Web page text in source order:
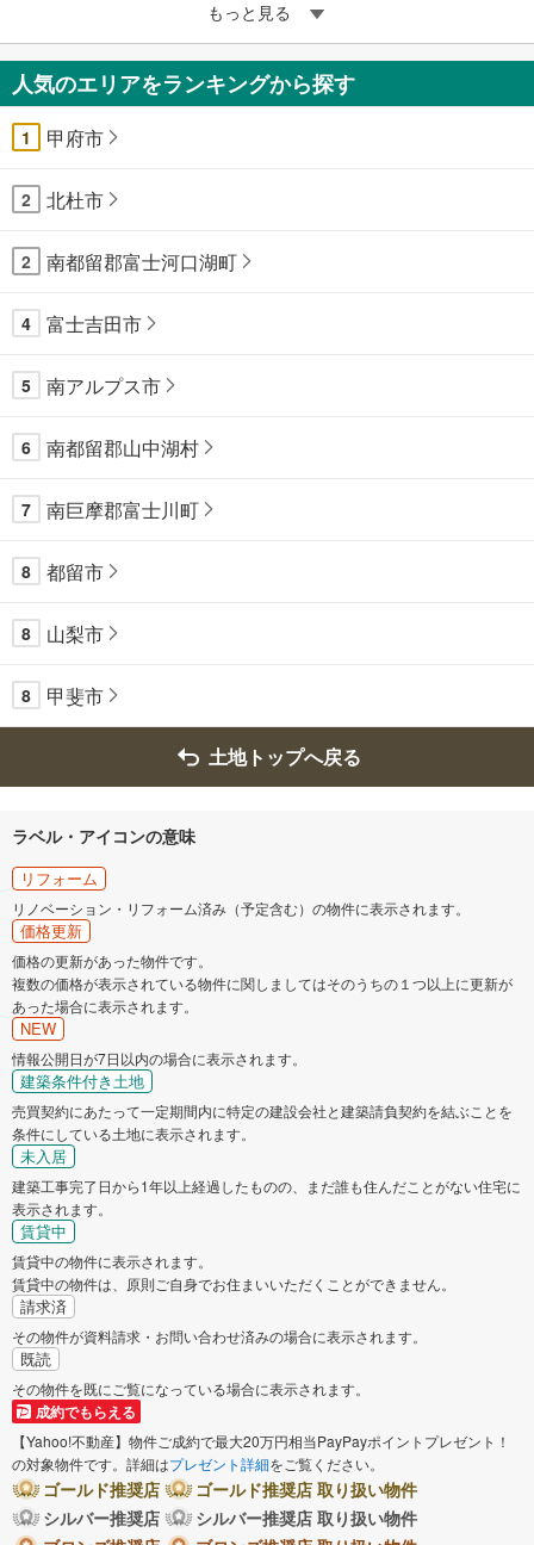
もっと見る
人気のエリアをランキングから探す
1 甲府市
2 北杜市
2 南都留郡富士河口湖町
4 富士吉田市
5 南アルプス市
6 南都留郡山中湖村
7 南巨摩郡富士川町
8 都留市
8 山梨市
8 甲斐市
土地トップへ戻る
ラベル・アイコンの意味
リフォーム
リノベーション・リフォーム済み（予定含む）の物件に表示されます。
価格更新
価格の更新があった物件です。
複数の価格が表示されている物件に関しましてはそのうちの１つ以上に更新が
あった場合に表示されます。
NEW
情報公開日が7日以内の場合に表示されます。
建築条件付き土地
売買契約にあたって一定期間内に特定の建設会社と建築請負契約を結ぶことを
条件にしている土地に表示されます。
未入居
建築工事完了日から1年以上経過したものの、まだ誰も住んだことがない住宅に
表示されます。
賃貸中
賃貸中の物件に表示されます。
賃貸中の物件は、原則ご自身でお住まいいただくことができません。
請求済
その物件が資料請求・お問い合わせ済みの場合に表示されます。
既読
その物件を既にご覧になっている場合に表示されます。
成約でもらえる
【Yahoo!不動産】物件ご成約で最大20万円相当PayPayポイントプレゼント！
の対象物件です。詳細はプレゼント詳細をご覧ください。
ゴールド推奨店
ゴールド推奨店 取り扱い物件
シルバー推奨店
シルバー推奨店 取り扱い物件